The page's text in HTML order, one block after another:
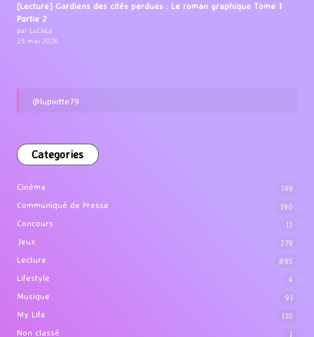
[Lecture] Gardiens des cités perdues : Le roman graphique Tome 1
Partie 2
par LuCioLe
25 mai 2026
@lupiotte79
Categories
Cinéma 749
Communiqué de Presse 190
Concours 12
Jeux 279
Lecture 895
Lifestyle 4
Musique 91
My Life 110
Non classé 1